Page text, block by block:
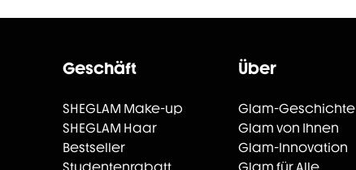
Geschäft
SHEGLAM Make-up
SHEGLAM Haar
Bestseller
Über
Glam-Geschichte
Glam von Ihnen
Glam-Innovation